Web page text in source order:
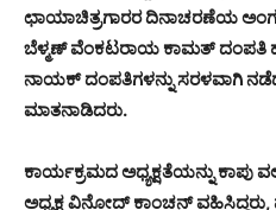
ಛಾಯಾಚಿತ್ರಗಾರರ ದಿನಾಚರಣೆಯ
ಬೆಳ್ಮಣ್ ವೆಂಕಟರಾಯ ಕಾಮತ್ ದಂಪತಿ
ನಾಯಕ್ ದಂಪತಿಗಳನ್ನು ಸರಳವಾಗಿ
ಮಾತನಾಡಿದರು.
ಕಾರ್ಯಕ್ರಮದ ಅಧ್ಯಕ್ಷತೆಯನ್ನು
ಅಧ್ಯಕ್ಷ ವಿನೋದ್ ಕಾಂಚನ್